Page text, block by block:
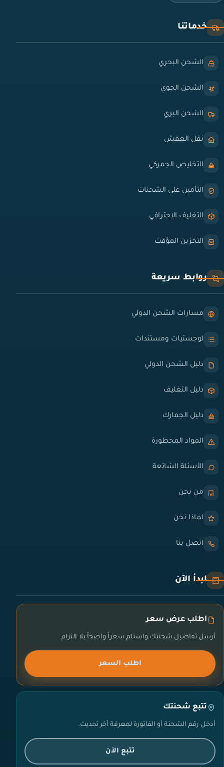
خدماتنا
الشحن البحري
الشحن الجوي
الشحن البري
نقل العفش
التخليص الجمركي
التأمين على الشحنات
التغليف الاحترافي
التخزين المؤقت
روابط سريعة
مسارات الشحن الدولي
لوجستيات ومستندات
دليل الشحن الدولي
دليل التغليف
دليل الجمارك
المواد المحظورة
الأسئلة الشائعة
من نحن
لماذا نحن
اتصل بنا
ابدأ الآن
اطلب عرض سعر
أرسل تفاصيل شحنتك واستلم سعراً واضحاً بلا التزام.
اطلب السعر
تتبع شحنتك
أدخل رقم الشحنة أو الفاتورة لمعرفة آخر تحديث.
تتبع الآن